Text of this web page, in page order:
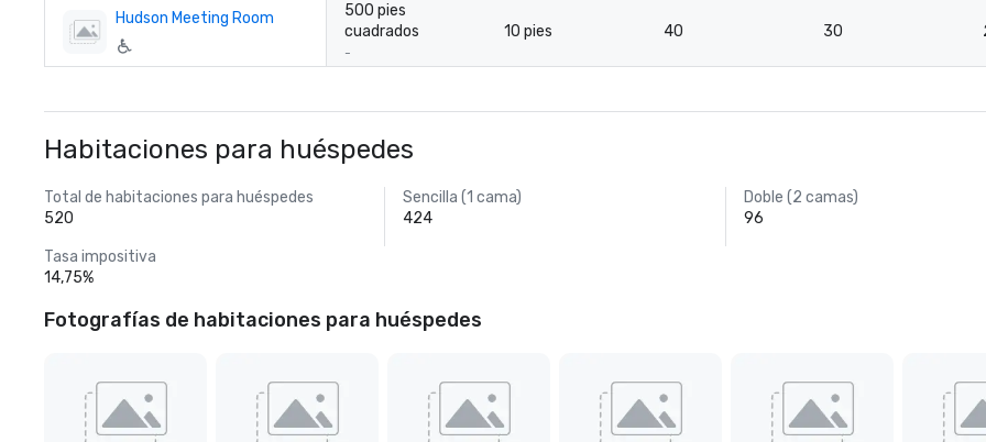
Hudson Meeting Room
500 pies
cuadrados
-
10 pies 40 30
Habitaciones para huéspedes
Total de habitaciones para huéspedes
520
Sencilla (1 cama)
424
Doble (2 camas)
96
Tasa impositiva
14,75%
Fotografías de habitaciones para huéspedes